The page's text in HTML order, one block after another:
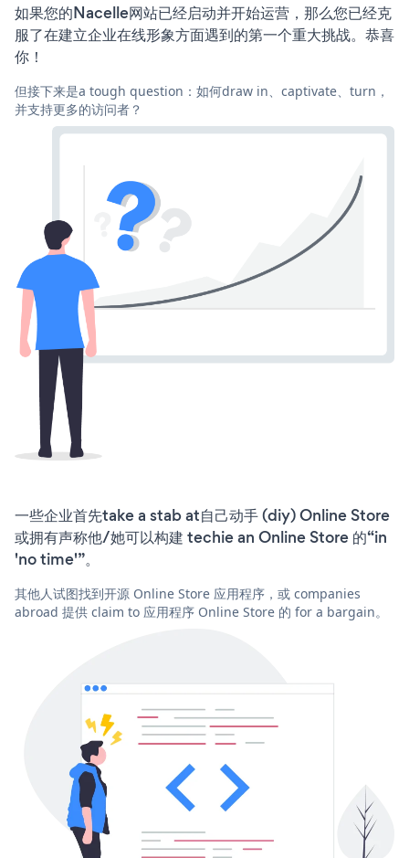
如果您的Nacelle网站已经启动并开始运营，那么您已经克
服了在建立企业在线形象方面遇到的第一个重大挑战。恭喜
你！
但接下来是a tough question：如何draw in、captivate、turn，
并支持更多的访问者？
一些企业首先take a stab at自己动手 (diy) Online Store
或拥有声称他/她可以构建 techie an Online Store 的“in
'no time'”。
其他人试图找到开源 Online Store 应用程序，或 companies
abroad 提供 claim to 应用程序 Online Store 的 for a bargain。